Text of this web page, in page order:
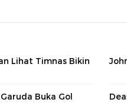
Lihat Timnas Bikin
Buka Gol